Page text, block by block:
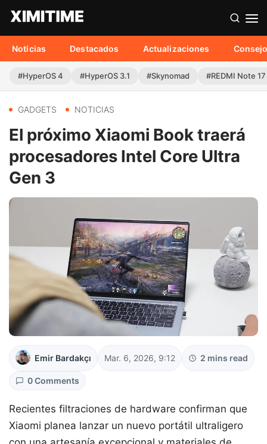
Noticias Destacados Actualizaciones
#HyperOS 4 #HyperOS 3.1 #Skynomad #REDMI Note
GADGETS NOTICIAS
El próximo Xiaomi Book traerá
procesadores Intel Core Ultra
Gen 3
Emir Bardakçı Mar. 6, 2026, 9:12 2 mins read
0 Comments
Recientes filtraciones de hardware confirman que
Xiaomi planea lanzar un nuevo portátil ultraligero